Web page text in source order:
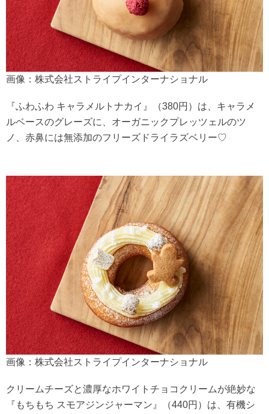
画像：株式会社ストライプインターナショナル
『ふわふわ キャラメルトナカイ』（380円）は、キャラメ
ルベースのグレーズに、オーガニックプレッツェルのツ
ノ、赤鼻には無添加のフリーズドライラズベリー♡
画像：株式会社ストライプインターナショナル
クリームチーズと濃厚なホワイトチョコクリームが絶妙な
『もちもち スモアジンジャーマン』（440円）は、有機シ